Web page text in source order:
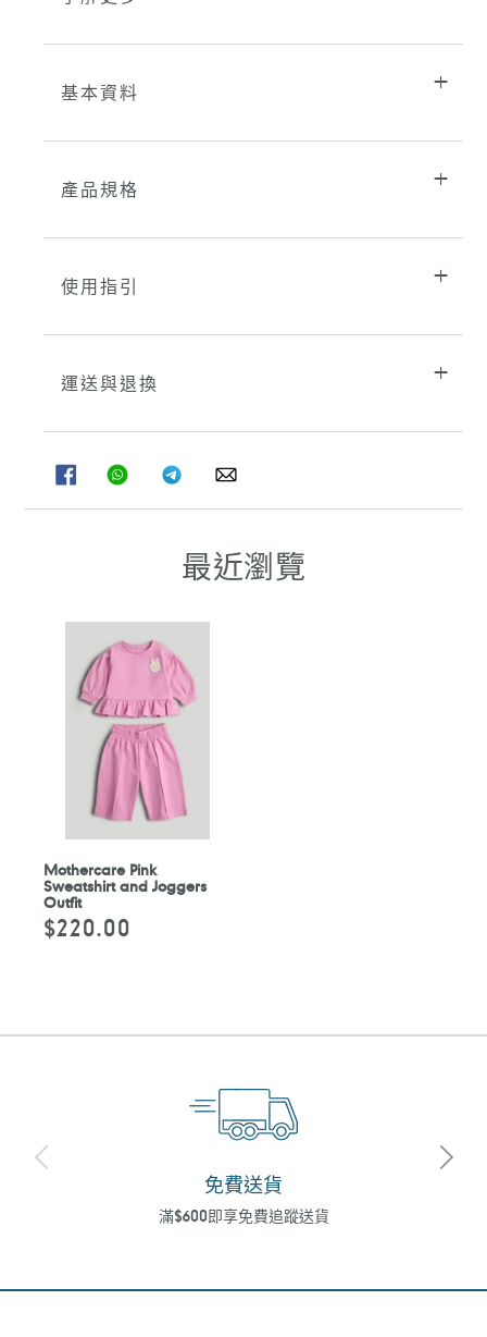
基本資料
產品規格
使用指引
運送與退換
FACEBOOK
分
享
WHATSAPPTELEGRAM
分
享
WHATSAPP
最近瀏覽
Mothercare Pink
Sweatshirt and Joggers
Outfit
定
價
$220.00
免費送貨
滿$600即享免費追蹤送貨